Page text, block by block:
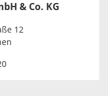
& Co. KG
12